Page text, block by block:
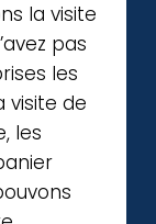
la visite
pas
les
visite de
les